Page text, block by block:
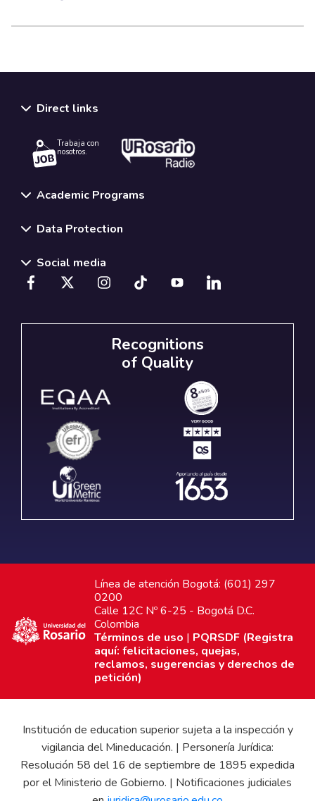
Direct links
Trabaja con
nosotros.
Academic Programs
Data Protection
Social media
Recognitions
of Quality
Línea de atención Bogotá: (601) 297
0200
Calle 12C Nº 6-25 - Bogotá D.C.
Colombia
Términos de uso | PQRSDF (Registra
aquí: felicitaciones, quejas,
reclamos, sugerencias y derechos de
petición)
Institución de education superior sujeta a la inspección y
vigilancia del Mineducación. | Personería Jurídica:
Resolución 58 del 16 de septiembre de 1895 expedida
por el Ministerio de Gobierno. | Notificaciones judiciales